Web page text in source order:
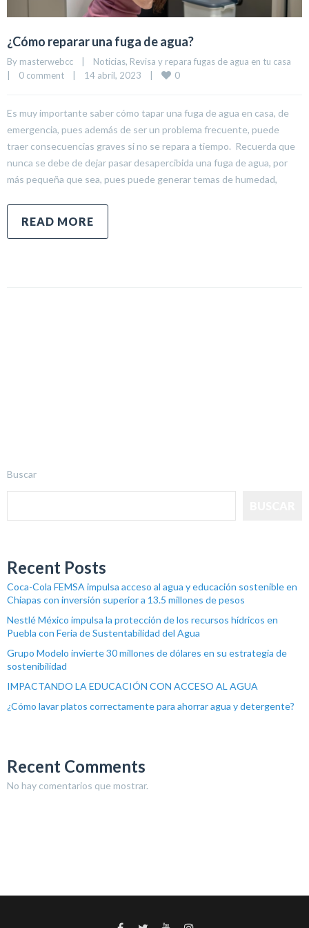
¿Cómo reparar una fuga de agua?
By masterwebcc | Noticias, Revisa y repara fugas de agua en tu casa
|
0 comment | 14 abril, 2023 | 0
Es muy importante saber cómo tapar una fuga de agua en casa, de
emergencia, pues además de ser un problema frecuente, puede
traer consecuencias graves si no se repara a tiempo. Recuerda que
nunca se debe de dejar pasar desapercibida una fuga de agua, por
más pequeña que sea, pues puede generar temas de humedad,
READ MORE
Buscar
Recent Posts
Coca-Cola FEMSA impulsa acceso al agua y educación sostenible en
Chiapas con inversión superior a 13.5 millones de pesos
Nestlé México impulsa la protección de los recursos hídricos en
Puebla con Feria de Sustentabilidad del Agua
Grupo Modelo invierte 30 millones de dólares en su estrategia de
sostenibilidad
IMPACTANDO LA EDUCACIÓN CON ACCESO AL AGUA
¿Cómo lavar platos correctamente para ahorrar agua y detergente?
Recent Comments
No hay comentarios que mostrar.